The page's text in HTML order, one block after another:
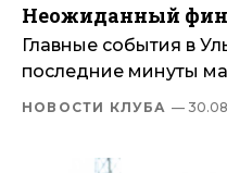
Неожиданный
Главные события в
последние минуты
НОВОСТИ КЛУБА —